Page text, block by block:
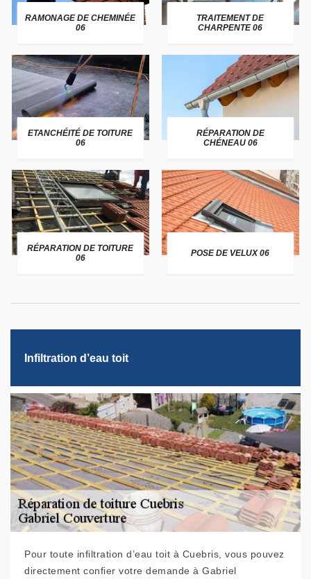
RAMONAGE DE CHEMINÉE
06
TRAITEMENT DE
CHARPENTE 06
ETANCHÉITÉ DE TOITURE
06
RÉPARATION DE
CHÉNEAU 06
RÉPARATION DE TOITURE
06
POSE DE VELUX 06
Infiltration d’eau toit
Pour toute infiltration d’eau toit à Cuebris, vous pouvez
directement confier votre demande à Gabriel